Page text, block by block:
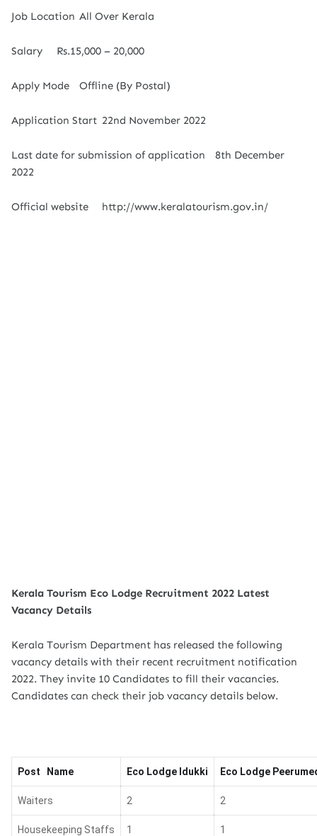
Job Location All Over Kerala
Salary Rs.15,000 – 20,000
Apply Mode Offline (By Postal)
Application Start 22nd November 2022
Last date for submission of application
8th December
2022
Official website http://www.keralatourism.gov.in/
Kerala Tourism Eco Lodge Recruitment 2022 Latest
Vacancy Details
Kerala Tourism Department has released the following
vacancy details with their recent recruitment notification
2022. They invite 10 Candidates to fill their vacancies.
Candidates can check their job vacancy details below.
Post Name Eco Lodge Idukki Eco Lodge
Waiters 2 2
Housekeeping Staffs 1 1